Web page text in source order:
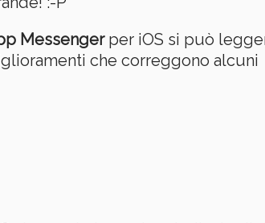
Messengerper iOS si può
che correggono alcuni